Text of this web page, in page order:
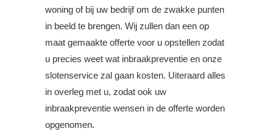
woning of bij uw bedrijf om de zwakke punten
in beeld te brengen. Wij zullen dan een op
maat gemaakte offerte voor u opstellen zodat
u precies weet wat inbraakpreventie en onze
slotenservice zal gaan kosten. Uiteraard alles
in overleg met u, zodat ook uw
inbraakpreventie wensen in de offerte worden
opgenomen.